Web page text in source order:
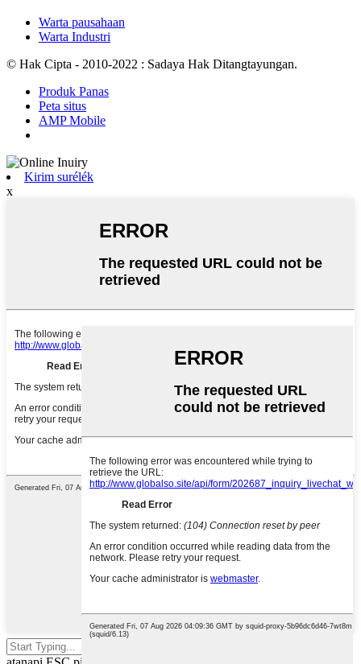
Warta pausahaan
Warta Industri
© Hak Cipta - 2010-2022 : Sadaya Hak Ditangtayungan.
Produk Panas
Peta situs
AMP Mobile
Kirim surélék
x